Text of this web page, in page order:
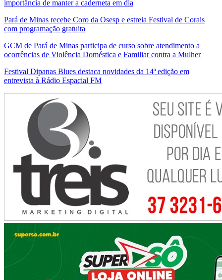
importância de manter a caderneta em dia
Pará de Minas recebe Coro da Osesp e estreia Festival de Corais
com programação gratuita
GCM de Pará de Minas participa de curso sobre atendimento a
ocorrências de Violência Doméstica e Familiar contra a Mulher
Festival Dipanas Blues destaca novidades da 14ª edição em
entrevista à Rádio Espacial FM